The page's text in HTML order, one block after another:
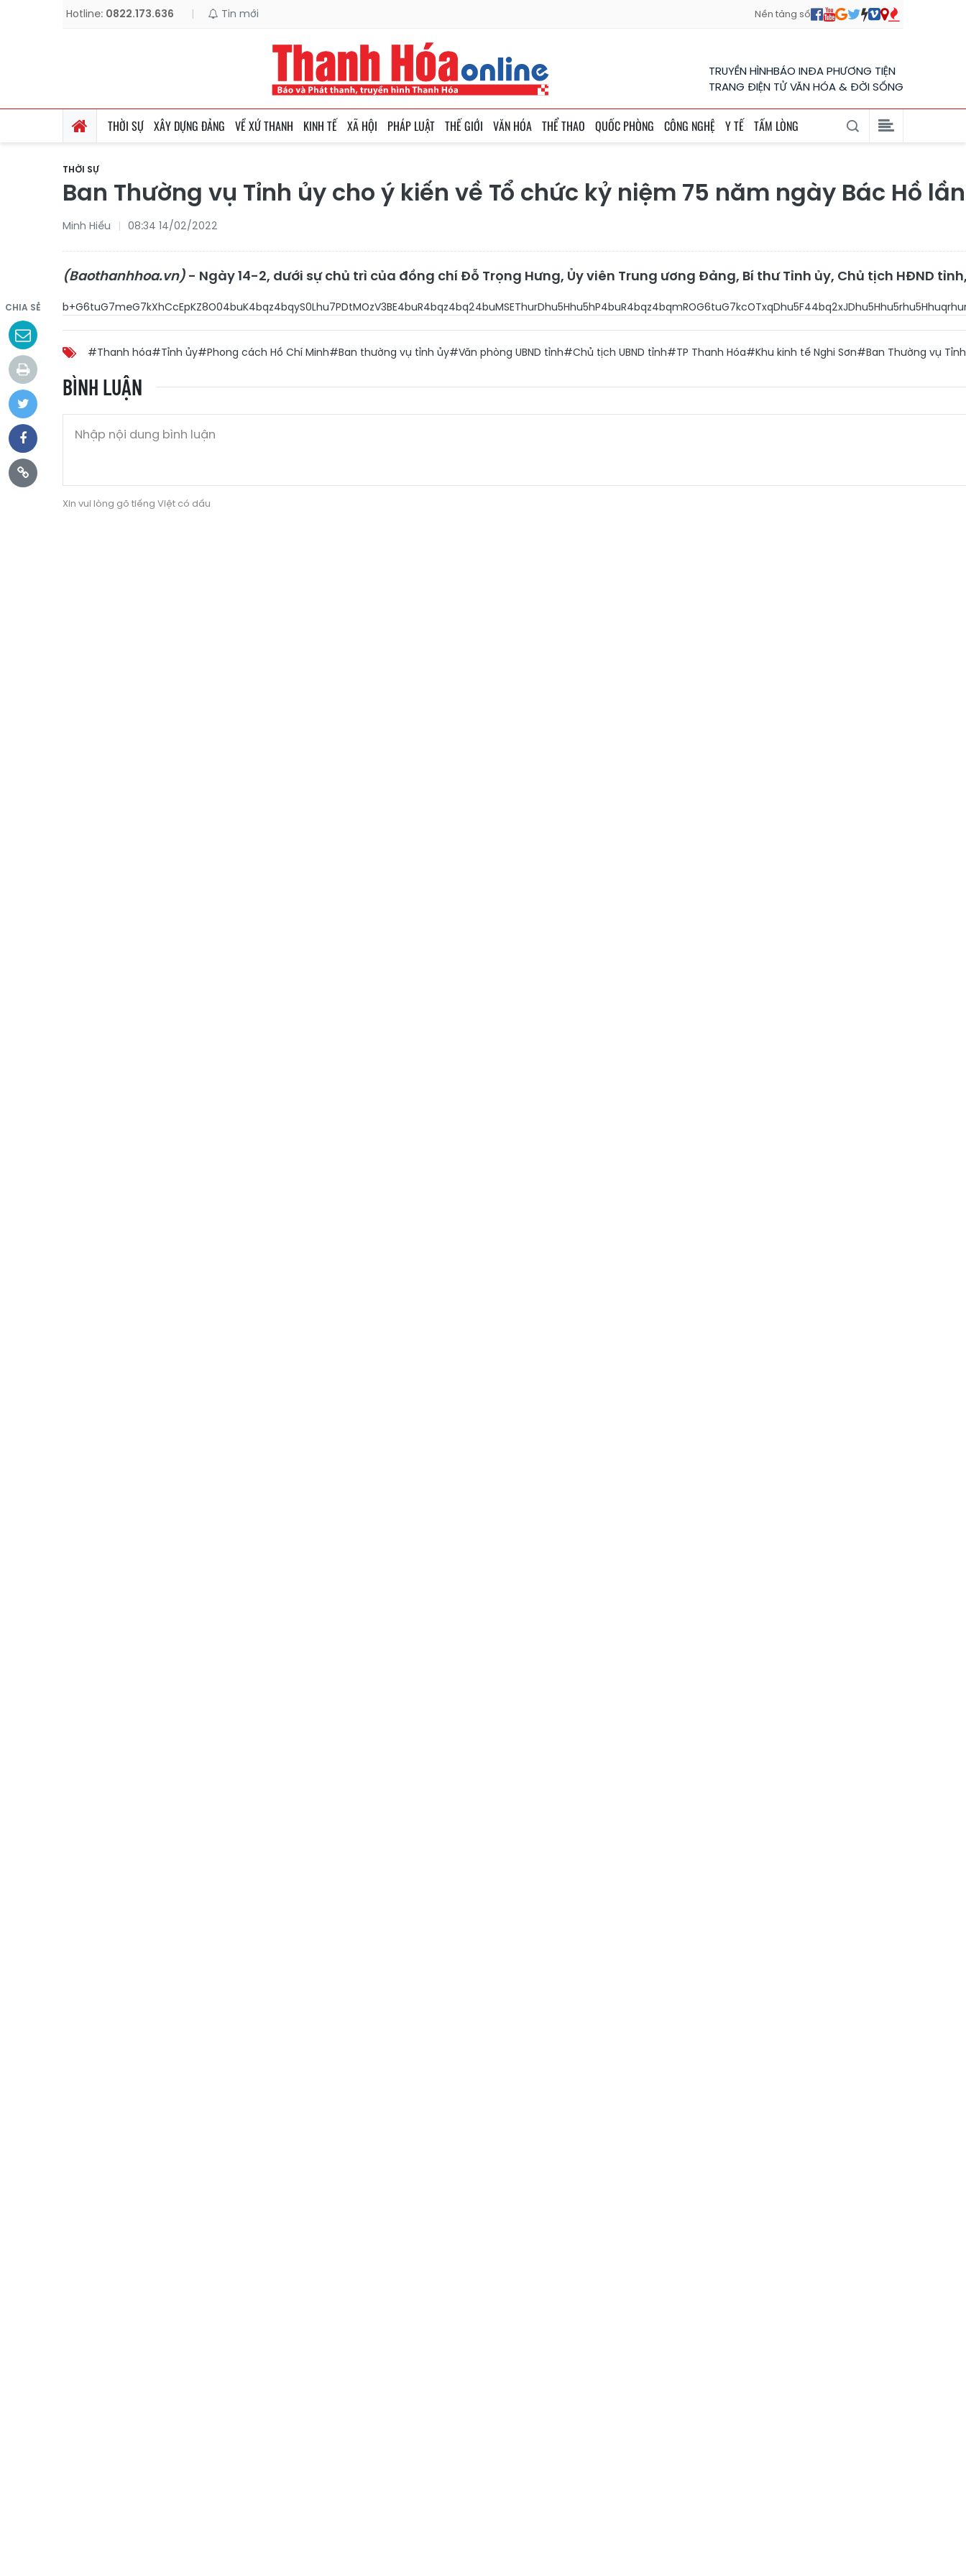
Hotline: 0822.173.636 | Tin mới Nền tảng số
TRUYỀN HÌNHBÁO INĐA PHƯƠNG TIỆN
TRANG ĐIỆN TỬ VĂN HÓA & ĐỜI SỐNG
THỜI SỰ XÂY DỰNG ĐẢNG VỀ XỨ THANH KINH TẾ XÃ HỘI PHÁP LUẬT THẾ GIỚI VĂN HÓA THỂ THAO QUỐC PHÒNG CÔNG NGHỆ Y TẾ TẤM LÒNG
THỜI SỰ
Ban Thường vụ Tỉnh ủy cho ý kiến về Tổ chức kỷ niệm 75 năm ngày Bác Hồ
Minh Hiếu 08:34 14/02/2022
(Baothanhhoa.vn) - Ngày 14-2, dưới sự chủ trì của đồng chí Đỗ Trọng Hưng, Ủy viên Trung ương Đảng, Bí thư Tỉnh ủy, Chủ tịch HĐND
CHIA SẺ
#Thanh hóa#Tỉnh ủy#Phong cách Hồ Chí Minh#Ban thường vụ tỉnh ủy#Văn phòng UBND tỉnh#Chủ tịch UBND tỉnh#TP Thanh Hóa#Khu kinh tế Nghi Sơn#Ban Thường vụ
BÌNH LUẬN
Xin vui lòng gõ tiếng Việt có dấu